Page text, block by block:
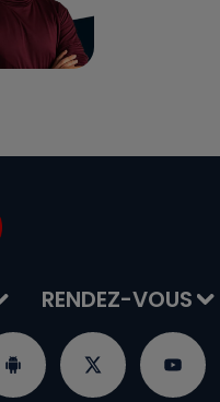
RENDEZ-VOUS